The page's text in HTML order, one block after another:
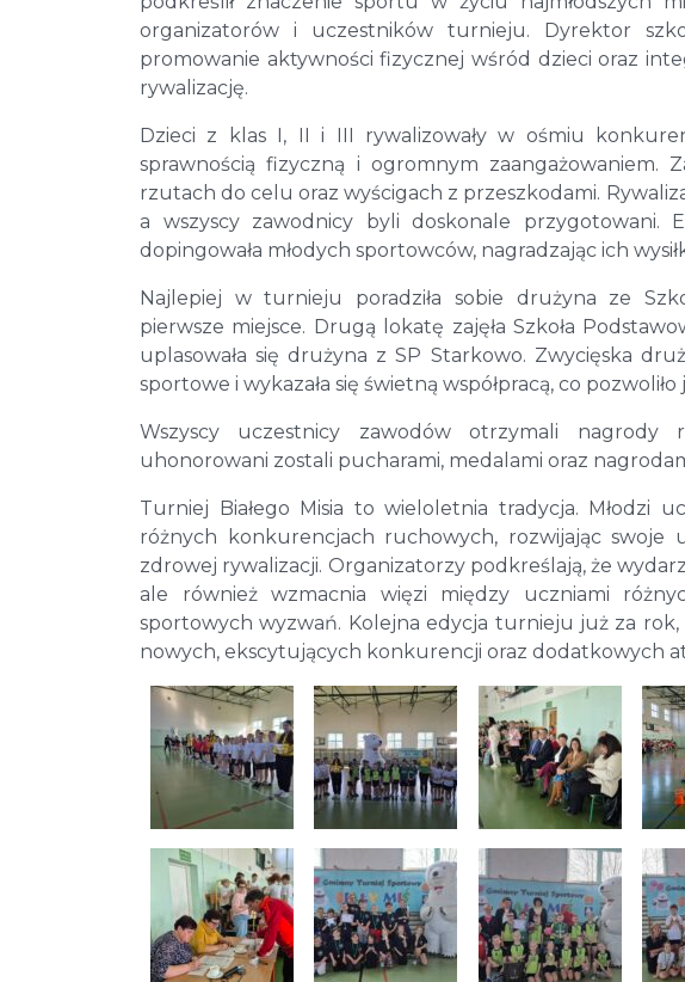
organizatorów i uczestników turnieju. Dyrektor
promowanie aktywności fizycznej wśród dzieci oraz
rywalizację.
Dzieci z klas I, II i III rywalizowały w ośmiu
sprawnością fizyczną i ogromnym zaangażowaniem.
rzutach do celu oraz wyścigach z przeszkodami.
a wszyscy zawodnicy byli doskonale przygotowani.
dopingowała młodych sportowców, nagradzając ich
Najlepiej w turnieju poradziła sobie drużyna ze
pierwsze miejsce. Drugą lokatę zajęła Szkoła
uplasowała się drużyna z SP Starkowo. Zwycięska
sportowe i wykazała się świetną współpracą, co
Wszyscy uczestnicy zawodów otrzymali nagrody
uhonorowani zostali pucharami, medalami oraz
Turniej Białego Misia to wieloletnia tradycja. Młodzi
różnych konkurencjach ruchowych, rozwijając swoje
zdrowej rywalizacji. Organizatorzy podkreślają, że
ale również wzmacnia więzi między uczniami
sportowych wyzwań. Kolejna edycja turnieju już za rok,
nowych, ekscytujących konkurencji oraz dodatkowych